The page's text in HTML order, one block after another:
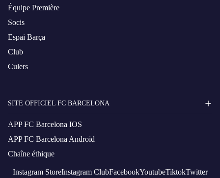
Équipe Première
Socis
Espai Barça
Club
Culers
SITE OFFICIEL FC BARCELONA
APP FC Barcelona IOS
APP FC Barcelona Android
Chaîne éthique
Instagram StoreInstagram ClubFacebookYoutubeTiktokTwitter